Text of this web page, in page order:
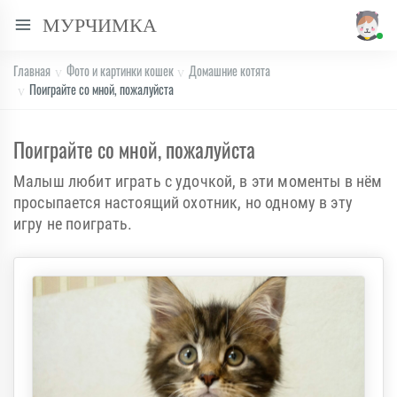
МУРЧИМКА
Главная Фото и картинки кошек
Домашние котята
Поиграйте со мной, пожалуйста
Поиграйте со мной, пожалуйста
Малыш любит играть с удочкой, в эти моменты в нём
просыпается настоящий охотник, но одному в эту
игру не поиграть.